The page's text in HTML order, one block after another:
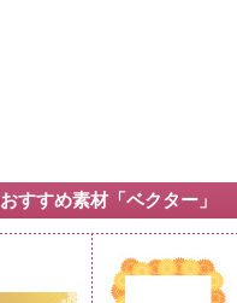
おすすめ素材「ベクター」